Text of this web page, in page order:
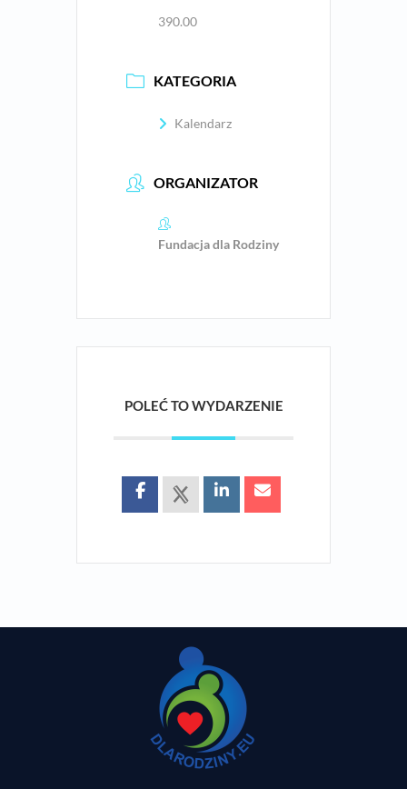
390.00
KATEGORIA
Kalendarz
ORGANIZATOR
Fundacja dla Rodziny
POLEĆ TO WYDARZENIE